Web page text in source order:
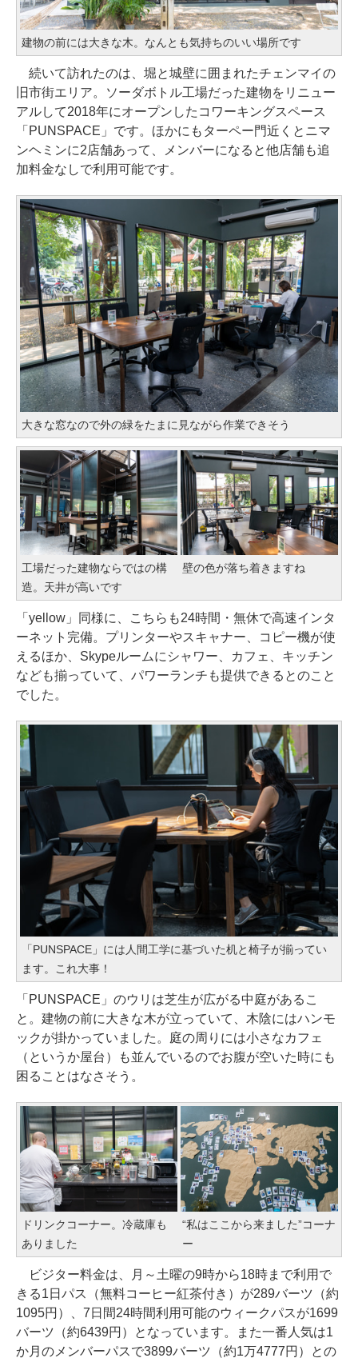
建物の前には大きな木。なんとも気持ちのいい場所です
続いて訪れたのは、堀と城壁に囲まれたチェンマイの
旧市街エリア。ソーダボトル工場だった建物をリニュー
アルして2018年にオープンしたコワーキングスペース
「PUNSPACE」です。ほかにもターペー門近くとニマ
ンヘミンに2店舗あって、メンバーになると他店舗も追
加料金なしで利用可能です。
大きな窓なので外の緑をたまに見ながら作業できそう
工場だった建物ならではの構
造。天井が高いです
壁の色が落ち着きますね
「yellow」同様に、こちらも24時間・無休で高速インタ
ーネット完備。プリンターやスキャナー、コピー機が使
えるほか、Skypeルームにシャワー、カフェ、キッチン
なども揃っていて、パワーランチも提供できるとのこと
でした。
「PUNSPACE」には人間工学に基づいた机と椅子が揃ってい
ます。これ大事！
「PUNSPACE」のウリは芝生が広がる中庭があるこ
と。建物の前に大きな木が立っていて、木陰にはハンモ
ックが掛かっていました。庭の周りには小さなカフェ
（というか屋台）も並んでいるのでお腹が空いた時にも
困ることはなさそう。
ドリンクコーナー。冷蔵庫も
ありました
“私はここから来ました”コーナ
ー
ビジター料金は、月～土曜の9時から18時まで利用で
きる1日パス（無料コーヒー紅茶付き）が289バーツ（約
1095円）、7日間24時間利用可能のウィークパスが1699
バーツ（約6439円）となっています。また一番人気は1
か月のメンバーパスで3899バーツ（約1万4777円）との